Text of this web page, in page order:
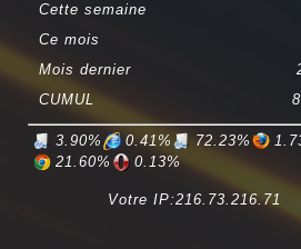
Cette semaine
Ce mois
Mois dernier
CUMUL
3.90% 0.41% 72.23%
21.60%
0.13%
Votre IP:216.73.216.71